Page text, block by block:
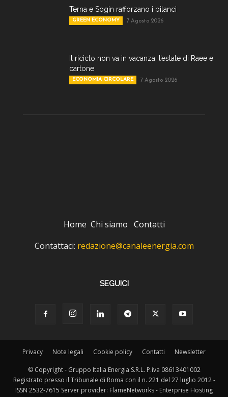
Terna e Sogin rafforzano i bilanci
GREEN ECONOMY 7 Agosto 2026
Il riciclo non va in vacanza, l’estate di Raee e
cartone
ECONOMIA CIRCOLARE 7 Agosto 2026
Home Chi siamo Contatti
Contattaci: redazione@canaleenergia.com
SEGUICI
Privacy Note legali Cookie policy Contatti Newsletter
© Copyright - Gruppo Italia Energia S.R.L. P.iva 08613401002
Registrato presso il Tribunale di Roma con il n. 221 del 27 luglio 2012 -
ISSN 2532-7615 Server provider: FlameNetworks - Enterprise Hosting